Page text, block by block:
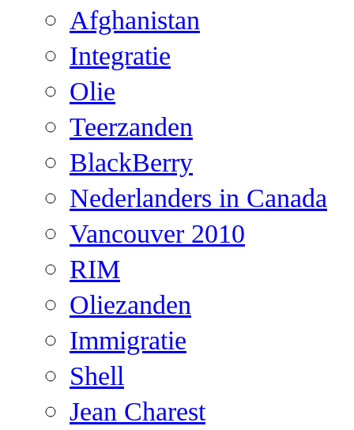
Afghanistan
Integratie
Olie
Teerzanden
BlackBerry
Nederlanders in Canada
Vancouver 2010
RIM
Oliezanden
Immigratie
Shell
Jean Charest